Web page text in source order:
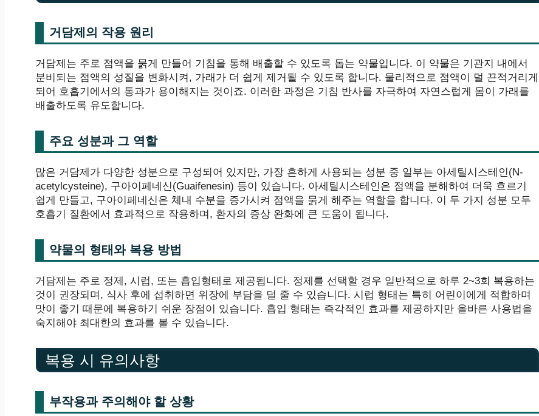
거담제의 작용 원리
거담제는 주로 점액을 묽게 만들어 기침을 통해 배출할 수 있도록 돕는 약물입니다. 이 약물은 기관지 내에서
분비되는 점액의 성질을 변화시켜, 가래가 더 쉽게 제거될 수 있도록 합니다. 물리적으로 점액이 덜 끈적거리게
되어 호흡기에서의 통과가 용이해지는 것이죠. 이러한 과정은 기침 반사를 자극하여 자연스럽게 몸이 가래를
배출하도록 유도합니다.
주요 성분과 그 역할
많은 거담제가 다양한 성분으로 구성되어 있지만, 가장 흔하게 사용되는 성분 중 일부는 아세틸시스테인(N-
acetylcysteine), 구아이페네신(Guaifenesin) 등이 있습니다. 아세틸시스테인은 점액을 분해하여 더욱 흐르기
쉽게 만들고, 구아이페네신은 체내 수분을 증가시켜 점액을 묽게 해주는 역할을 합니다. 이 두 가지 성분 모두
호흡기 질환에서 효과적으로 작용하며, 환자의 증상 완화에 큰 도움이 됩니다.
약물의 형태와 복용 방법
거담제는 주로 정제, 시럽, 또는 흡입형태로 제공됩니다. 정제를 선택할 경우 일반적으로 하루 2~3회 복용하는
것이 권장되며, 식사 후에 섭취하면 위장에 부담을 덜 줄 수 있습니다. 시럽 형태는 특히 어린이에게 적합하며
맛이 좋기 때문에 복용하기 쉬운 장점이 있습니다. 흡입 형태는 즉각적인 효과를 제공하지만 올바른 사용법을
숙지해야 최대한의 효과를 볼 수 있습니다.
복용 시 유의사항
부작용과 주의해야 할 상황